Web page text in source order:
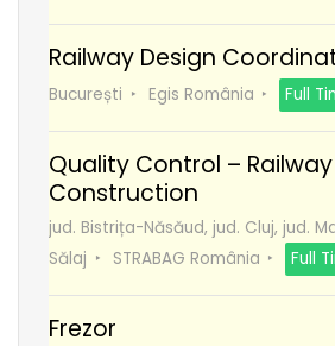
Railway Design
București Egis România Full
Quality Control – Railway
Construction
jud. Bistrița-Năsăud, jud. Cluj, jud.
Sălaj
STRABAG România Full
Frezor